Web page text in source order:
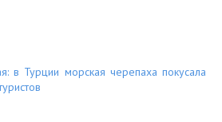
в Турции морская черепаха покусала